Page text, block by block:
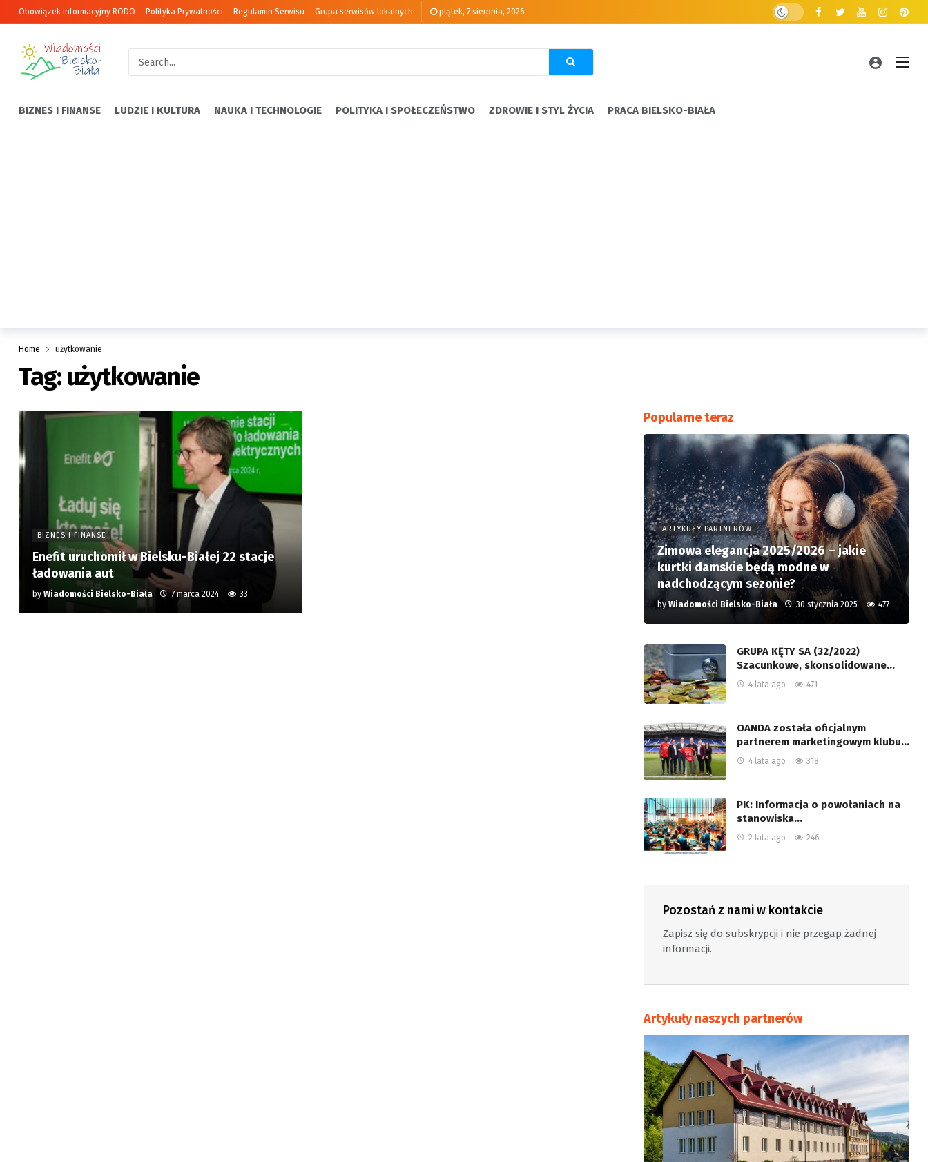
Obowiązek informacyjny RODO Polityka Prywatności Regulamin Serwisu Grupa serwisów lokalnych piątek, 7 sierpnia, 2026
BIZNES I FINANSE LUDZIE I KULTURA NAUKA I TECHNOLOGIE POLITYKA I SPOŁECZEŃSTWO ZDROWIE I STYL ŻYCIA PRACA BIELSKO-BIAŁA
Home użytkowanie
Tag: użytkowanie
BIZNES I FINANSE
Enefit uruchomił w Bielsku-Białej 22 stacje
ładowania aut
by Wiadomości Bielsko-Biała 7 marca 2024 33
Popularne teraz
ARTYKUŁY PARTNERÓW
Zimowa elegancja 2025/2026 – jakie
kurtki damskie będą modne w
nadchodzącym sezonie?
byWiadomości Bielsko-Biała 30 stycznia 2025 477
GRUPA KĘTY SA (32/2022)
Szacunkowe, skonsolidowane…
4 lata ago 471
OANDA została oficjalnym
partnerem marketingowym klubu…
4 lata ago 318
PK: Informacja o powołaniach na
stanowiska…
2 lata ago 246
Pozostań z nami w kontakcie
Zapisz się do subskrypcji i nie przegap żadnej
informacji.
Artykuły naszych partnerów